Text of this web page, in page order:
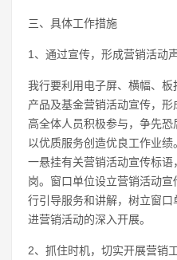
三、具体工作措施
1、通过宣传，形成营销活动
我行要利用电子屏、横幅、
产品及基金营销活动宣传，
高全体人员积极参与，争先恐
以优质服务创造优良工作业
一悬挂有关营销活动宣传标
岗。窗口单位设立营销活动
行引导服务和讲解，树立窗
进营销活动的深入开展。
2、抓住时机，切实开展营销